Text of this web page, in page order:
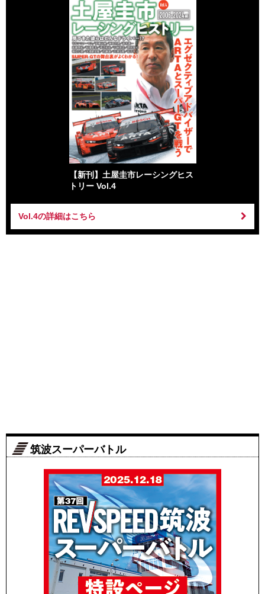
【新刊】土屋圭市レーシングヒス
トリー Vol.4
Vol.4の詳細はこちら
筑波スーパーバトル